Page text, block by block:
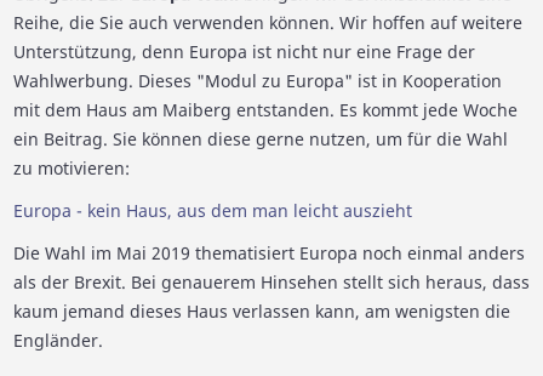
Reihe, die Sie auch verwenden können. Wir hoffen auf weitere
Unterstützung, denn Europa ist nicht nur eine Frage der
Wahlwerbung. Dieses "Modul zu Europa" ist in Kooperation
mit dem Haus am Maiberg entstanden. Es kommt jede Woche
ein Beitrag. Sie können diese gerne nutzen, um für die Wahl
zu motivieren:
Europa - kein Haus, aus dem man leicht auszieht
Die Wahl im Mai 2019 thematisiert Europa noch einmal anders
als der Brexit. Bei genauerem Hinsehen stellt sich heraus, dass
kaum jemand dieses Haus verlassen kann, am wenigsten die
Engländer.